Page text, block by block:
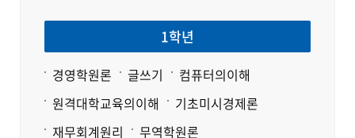
1학년
경영학원론 글쓰기
컴퓨터의이해
원격대학교육의이해
기초미시경제론
재무회계원리
무역학원론